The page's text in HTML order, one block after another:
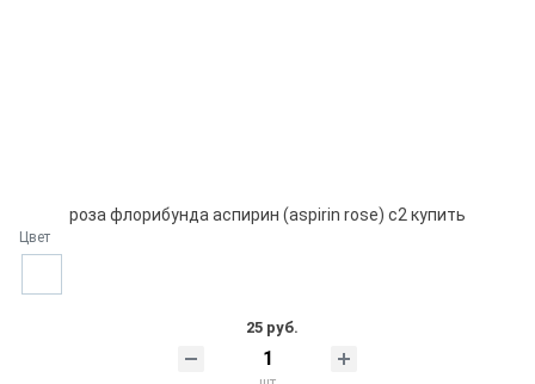
роза флорибунда аспирин (aspirin rose) с2 купить
Цвет
25 руб.